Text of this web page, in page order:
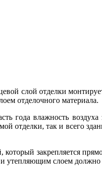
слой отделки
отделочного материала.
года влажность
отделки, так и всего
закрепляется
утепляющим слоем